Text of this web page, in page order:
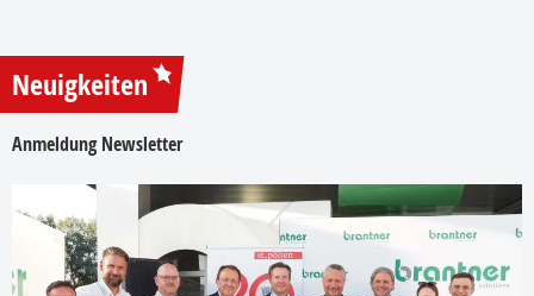
Neuigkeiten
Anmeldung Newsletter